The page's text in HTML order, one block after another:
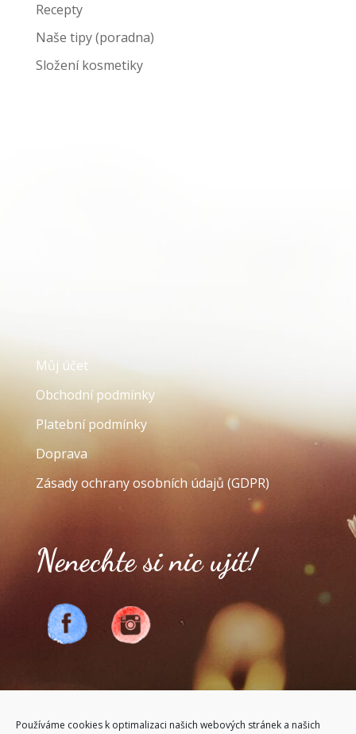
Používáme cookies k optimalizaci našich webových stránek a našich
Recepty
Naše tipy (poradna)
Složení kosmetiky
Můj účet
Obchodní podmínky
Platební podmínky
Doprava
Zásady ochrany osobních údajů (GDPR)
Nenechte si nic ujít!
Alexandra Martina Běhalová